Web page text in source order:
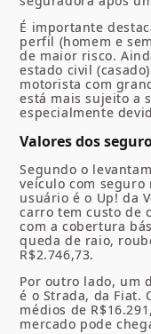
É importante
perfil (homem e
de maior risco.
estado civil
motorista com
está mais sujeito a
especialmente
Valores dos
Segundo o
veículo com
usuário é o Up! da
carro tem custo de
com a cobertura
queda de raio,
R$2.746,73.
Por outro lado, um
é o Strada, da Fiat.
médios de
mercado pode